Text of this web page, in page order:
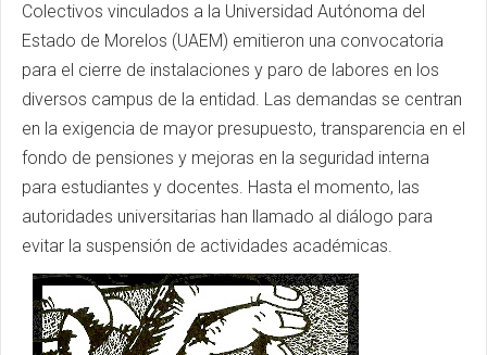
Colectivos vinculados a la Universidad Autónoma del
Estado de Morelos (UAEM) emitieron una convocatoria
para el cierre de instalaciones y paro de labores en los
diversos campus de la entidad. Las demandas se centran
en la exigencia de mayor presupuesto, transparencia en el
fondo de pensiones y mejoras en la seguridad interna
para estudiantes y docentes. Hasta el momento, las
autoridades universitarias han llamado al diálogo para
evitar la suspensión de actividades académicas.